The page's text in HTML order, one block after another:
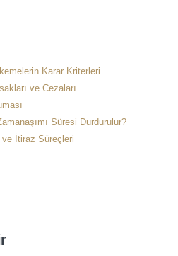
Karar Kriterleri
ve Cezaları
Süresi Durdurulur?
ve İtiraz Süreçleri